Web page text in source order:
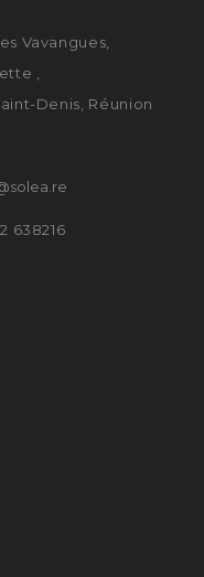
Vavangues,
,
Denis, Réunion
638216